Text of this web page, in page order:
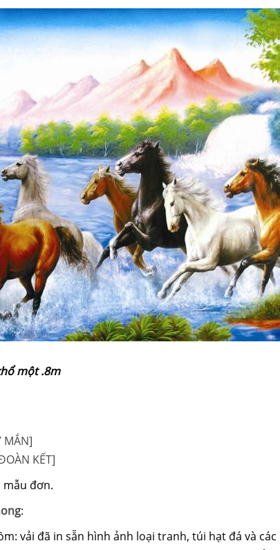
một.8m
MẮN]
KẾT]
mẫu đơn.
:
vải đã in sẵn hình ảnh loại tranh, túi hạt đá và các